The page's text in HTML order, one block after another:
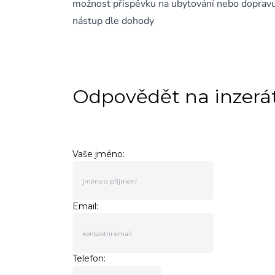
možnost příspěvku na ubytování nebo
nástup dle dohody